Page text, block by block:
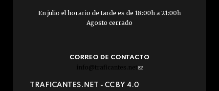
En julio el horario de tarde es de 18:00h a 21:00h
Agosto cerrado
CORREO DE CONTACTO
info@traficantes.net (link
e-
TRAFICANTES.NET - CC BY 4.0